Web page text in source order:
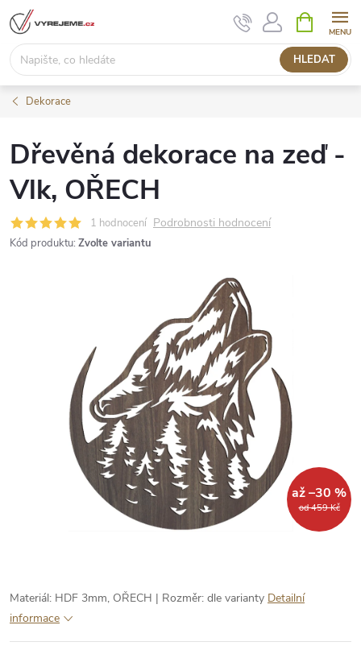
Přejít
na
obsah
HLEDAT
NÁKUPNÍ
KOŠÍK
Dekorace
Dřevěná dekorace na zeď -
Vlk, OŘECH
1 hodnocení Podrobnosti hodnocení
Kód produktu: Zvolte variantu
od 459 Kč
až –30 %
Materiál: HDF 3mm, OŘECH | Rozměr: dle varianty Detailní
informace